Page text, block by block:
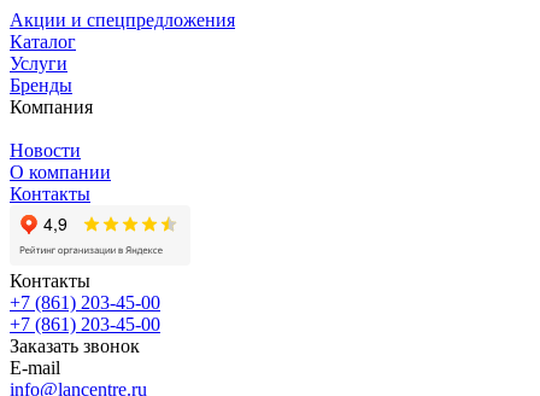
Акции и спецпредложения
Каталог
Услуги
Бренды
Компания
Новости
О компании
Контакты
Контакты
+7 (861) 203-45-00
+7 (861) 203-45-00
Заказать звонок
E-mail
info@lancentre.ru